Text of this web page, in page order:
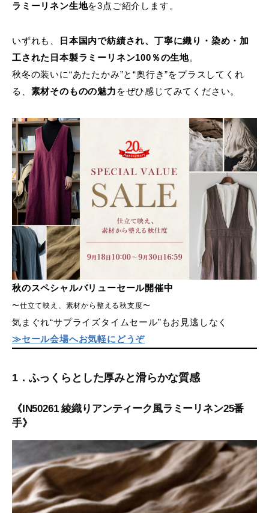
ラミーリネン生地を3点ご紹介します。
いずれも、
日本国内で紡績され、丁寧に織り・染め・加
工された日本製ラミーリネン100％の生地。
秋冬の装いに“あたたかみ”と“奥行き”をプラスしてくれ
る、 素材そのものの魅力 をぜひ感じてみてください。
秋のスペシャルバリューセール開催中
〜仕立て映え、素材から整える秋支度〜
気まぐれ“サプライズタイムセール”もお見逃しなく
≫セール会場へお気軽にどうぞ
1．ふっくらとした厚みと滑らかな質感
《IN50261 綾織りアンティーク風ラミーリネン25番
手》